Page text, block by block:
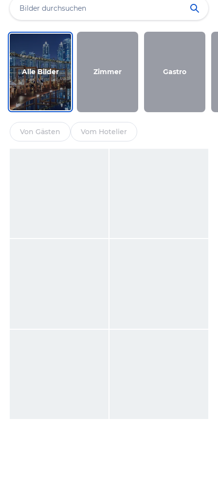
Alle Bilder Zimmer Gastro
Von Gästen Vom Hotelier